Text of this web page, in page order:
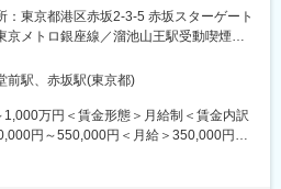
ジしていく社員もいます。
172、東京25、他地域5）あります。大
はできる限り配慮させていただきます。
務（実行・回収・条件変更など記帳事
を担当いただきます。
ンや他部門との連携も実施いただきま
れており、法人/個人融資関連事務、債
：東京都港区赤坂2-3-5 赤坂スターゲート
京メトロ銀座線／溜池山王駅受動喫煙対
範囲：会社の定める事業所
前駅、赤坂駅(東京都)
1,000万円＜賃金形態＞月給制＜賃金内訳
円～550,000円＜月給＞350,000円～